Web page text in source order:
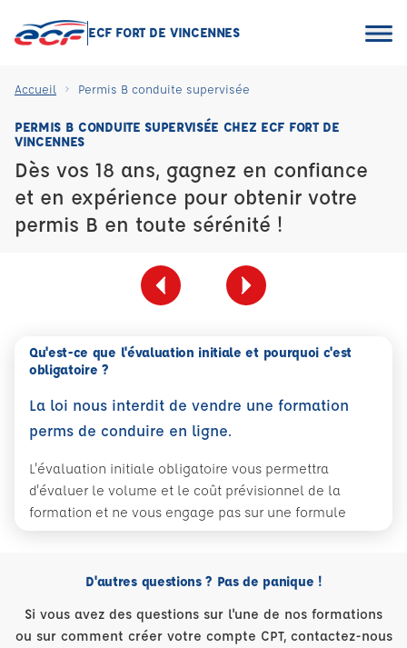
ECF FORT DE VINCENNES
Accueil Permis B conduite supervisée
PERMIS B CONDUITE SUPERVISÉE CHEZ ECF FORT DE
VINCENNES
Dès vos 18 ans, gagnez en confiance
et en expérience pour obtenir votre
permis B en toute sérénité !
Qu'est-ce que l'évaluation initiale et pourquoi c'est
obligatoire ?
La loi nous interdit de vendre une formation
perms de conduire en ligne.
L'évaluation initiale obligatoire vous permettra
d'évaluer le volume et le coût prévisionnel de la
formation et ne vous engage pas sur une formule
D'autres questions ? Pas de panique !
Si vous avez des questions sur l'une de nos formations
ou sur comment créer votre compte CPT, contactez-nous